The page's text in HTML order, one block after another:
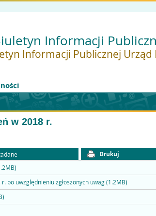
Informacji
Informacji Publicznej
w 2018 r.
Drukuj
po uwzględnieniu zgłoszonych uwag (1.2MB)